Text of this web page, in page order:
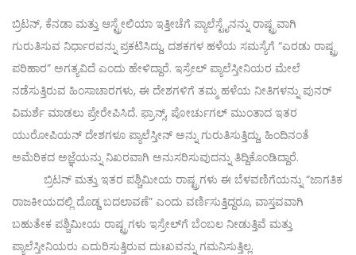
ಬ್ರಿಟನ್, ಕೆನಡಾ ಮತ್ತು ಆಸ್ಟ್ರೇಲಿಯಾ ಇತ್ತೀಚೆಗೆ ಪ್ಯಾಲೆಸ್ಟೈನನ್ನು ರಾಷ್ಟ್ರವಾಗಿ
ಗುರುತಿಸುವ ನಿರ್ಧಾರವನ್ನು ಪ್ರಕಟಿಸಿದ್ದು, ದಶಕಗಳ ಹಳೆಯ ಸಮಸ್ಯೆಗೆ “ಎರಡು ರಾಷ್ಟ್ರ
ಪರಿಹಾರ” ಅಗತ್ಯವಿದೆ ಎಂದು ಹೇಳಿದ್ದಾರೆ. ಇಸ್ರೇಲ್ ಪ್ಯಾಲೆಸ್ತೀನಿಯರ ಮೇಲೆ
ನಡೆಸುತ್ತಿರುವ ಹಿಂಸಾಚಾರಗಳು, ಈ ದೇಶಗಳಿಗೆ ತಮ್ಮ ಹಳೆಯ ನೀತಿಗಳನ್ನು ಪುನರ್
ವಿಮರ್ಶೆ ಮಾಡಲು ಪ್ರೇರೇಪಿಸಿದೆ. ಫ್ರಾನ್ಸ್, ಪೋರ್ಚುಗಲ್ ಮುಂತಾದ ಇತರ
ಯುರೋಪಿಯನ್ ದೇಶಗಳೂ ಪ್ಯಾಲೆಸ್ತೀನ್ ಅನ್ನು ಗುರುತಿಸುತ್ತಿದ್ದು, ಹಿಂದಿನಂತೆ
ಅಮೆರಿಕದ ಅಜ್ಞೆಯನ್ನು ನಿಖರವಾಗಿ ಅನುಸರಿಸುವುದನ್ನು ತಿದ್ದಿಕೊಂಡಿದ್ದಾರೆ.
ಬ್ರಿಟನ್ ಮತ್ತು ಇತರ ಪಶ್ಚಿಮೀಯ ರಾಷ್ಟ್ರಗಳು ಈ ಬೆಳವಣಿಗೆಯನ್ನು “ಜಾಗತಿಕ
ರಾಜಕೀಯದಲ್ಲಿ ದೊಡ್ಡ ಬದಲಾವಣೆ” ಎಂದು ವರ್ಣಿಸುತ್ತಿದ್ದರೂ, ವಾಸ್ತವವಾಗಿ
ಬಹುತೇಕ ಪಶ್ಚಿಮೀಯ ರಾಷ್ಟ್ರಗಳು ಇಸ್ರೇಲ್‌ಗೆ ಬೆಂಬಲ ನೀಡುತ್ತಿವೆ ಮತ್ತು
ಪ್ಯಾಲೆಸ್ತೀನಿಯರು ಎದುರಿಸುತ್ತಿರುವ ದುಃಖವನ್ನು ಗಮನಿಸುತ್ತಿಲ್ಲ.